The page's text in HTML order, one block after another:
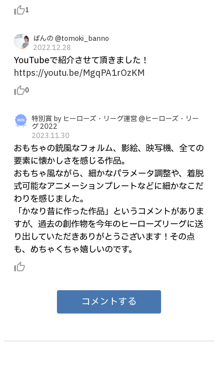
thumb_up_alt1
ばんの @tomoki_banno
2022.12.28
YouTubeで紹介させて頂きました！
https://youtu.be/MgqPA1rOzKM
thumb_up_alt0
特別賞 by ヒーローズ・リーグ運営 @ヒーローズ・リー
グ 2022
2023.11.30
おもちゃの銃風なフォルム、影絵、映写機、全ての
要素に懐かしさを感じる作品。
おもちゃ風ながら、細かなパラメータ調整や、着脱
式可能なアニメーションプレートなどに細かなこだ
わりを感じました。
「かなり昔に作った作品」というコメントがありま
すが、過去の創作物を今年のヒーローズリーグに送
り出していただきありがとうございます！その点
も、めちゃくちゃ嬉しいのです。
thumb_up_alt
コメントする